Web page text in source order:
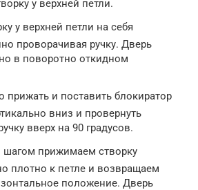
у верхней петли.
у верхней петли на себя
проворачивая ручку. Дверь
в поворотно откидном
прижать и поставить блокиратор
вниз и провернуть
вверх на 90 градусов.
прижимаем створку
плотно к петле и возвращаем
положение. Дверь